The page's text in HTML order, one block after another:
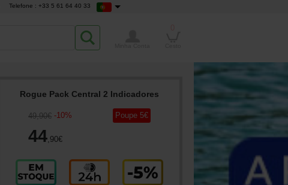
Telefone : +33 5 61 64 40 33
Rogue Pack Central 2 Indicadores
49,90€ -10%
44,90€
Poupe 5€